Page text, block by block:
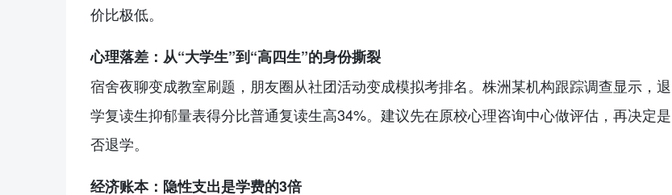
价比极低。
心理落差：从“大学生”到“高四生”的身份撕裂
宿舍夜聊变成教室刷题，朋友圈从社团活动变成模拟考排名。株洲某机构跟踪调查显示，退
学复读生抑郁量表得分比普通复读生高34%。建议先在原校心理咨询中心做评估，再决定是
否退学。
经济账本：隐性支出是学费的3倍